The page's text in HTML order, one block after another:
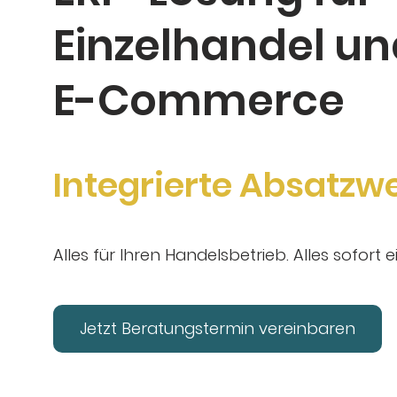
Einzelhandel
E-Commerce
Nachhaltige
Alles für Ihren Handelsbetrieb. Alles sofort
Jetzt Beratungstermin vereinbaren